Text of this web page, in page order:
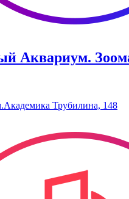
Аквариум.
Трубилина, 148